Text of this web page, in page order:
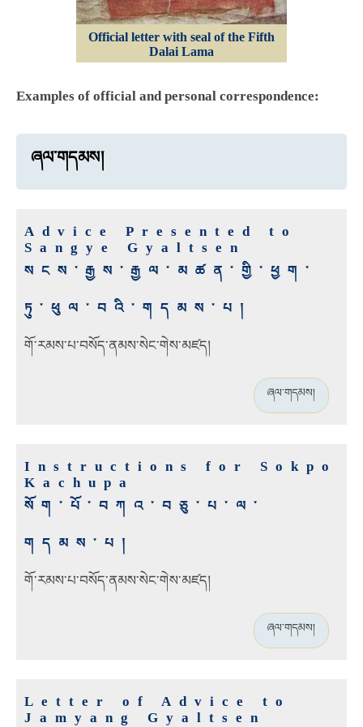
Official letter with seal of the Fifth
Dalai Lama
Examples of official and personal correspondence:
ཞལ་གདམས།
Advice Presented to
Sangye Gyaltsen
སངས་རྒྱས་རྒྱལ་མཚན་གྱི་ཕྱག་
ཏུ་ཕུལ་བའི་གདམས་པ།
གོ་རམས་པ་བསོད་ནམས་སེང་གེས་མཛད།
ཞལ་གདམས།
Instructions for Sokpo
Kachupa
སོག་པོ་བཀའ་བཅུ་པ་ལ་
གདམས་པ།
གོ་རམས་པ་བསོད་ནམས་སེང་གེས་མཛད།
ཞལ་གདམས།
Letter of Advice to
Jamyang Gyaltsen